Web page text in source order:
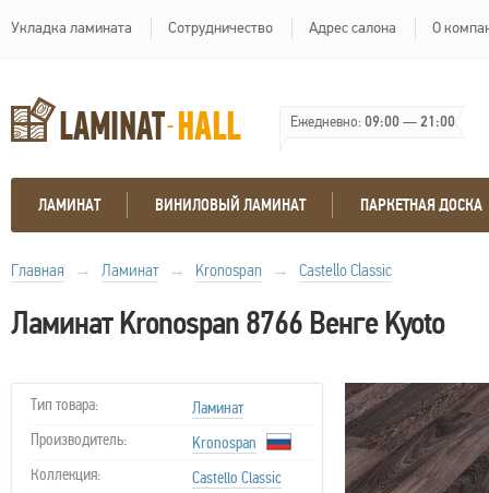
Укладка ламината Сотрудничество Адрес салона О
Ежедневно:09:00—21:00
ЛАМИНАТ ВИНИЛОВЫЙ ЛАМИНАТ ПАРКЕТНАЯ ДОСКА
Главная → Ламинат → Kronospan → Castello Classic
Ламинат Kronospan 8766 Венге Kyoto
Тип товара:
Ламинат
Производитель:
Kronospan
Коллекция:
Castello Classic